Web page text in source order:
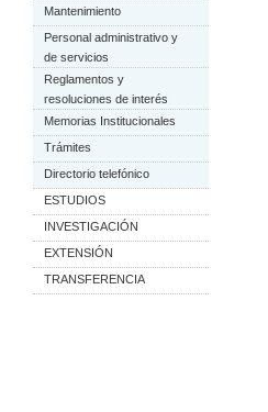
Mantenimiento
Personal administrativo y
de servicios
Reglamentos y
resoluciones de interés
Memorias Institucionales
Trámites
Directorio telefónico
ESTUDIOS
INVESTIGACIÓN
EXTENSIÓN
TRANSFERENCIA